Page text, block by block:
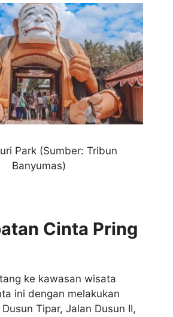
Park (Sumber: Tribun
Banyumas)
Cinta Pring
ke kawasan wisata
ini dengan melakukan
Tipar, Jalan Dusun II,